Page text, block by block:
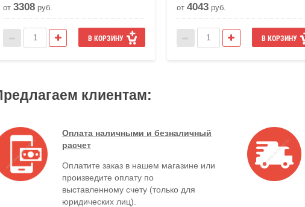
от 3308 руб.
В КОРЗИНУ
от 4043руб.
В КОРЗИНУ
клиентам:
Оплата наличными и безналичный
расчет
Оплатите заказ в нашем магазине или
произведите оплату по
выставленному счету (только для
юридических лиц).